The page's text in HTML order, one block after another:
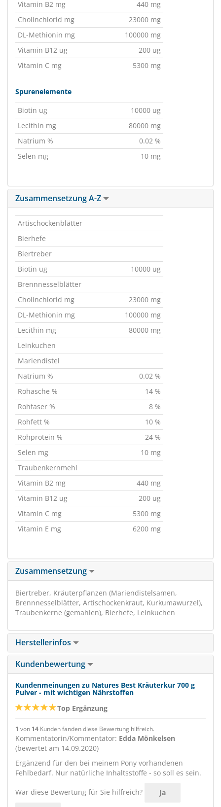
Vitamin B2 mg
440 mg
Cholinchlorid mg
23000 mg
DL-Methionin mg
100000 mg
Vitamin B12 ug
200 ug
Vitamin C mg
5300 mg
Spurenelemente
Biotin ug
10000 ug
Lecithin mg
80000 mg
Natrium %
0.02 %
Selen mg
10 mg
Zusammensetzung A-Z
Artischockenblätter
Bierhefe
Biertreber
Biotin ug
10000 ug
Brennnesselblätter
Cholinchlorid mg
23000 mg
DL-Methionin mg
100000 mg
Lecithin mg
80000 mg
Leinkuchen
Mariendistel
Natrium %
0.02 %
Rohasche %
14 %
Rohfaser %
8 %
Rohfett %
10 %
Rohprotein %
24 %
Selen mg
10 mg
Traubenkernmehl
Vitamin B2 mg
440 mg
Vitamin B12 ug
200 ug
Vitamin C mg
5300 mg
Vitamin E mg
6200 mg
Zusammensetzung
Biertreber, Kräuterpflanzen (Mariendistelsamen,
Brennnesselblätter, Artischockenkraut, Kurkumawurzel),
Traubenkerne (gemahlen), Bierhefe, Leinkuchen
Herstellerinfos
Kundenbewertung
Kundenmeinungen zu Natures Best Kräuterkur 700 g
Pulver - mit wichtigen Nährstoffen
Top Ergänzung
1 von 14 Kunden fanden diese Bewertung hilfreich.
Kommentatorin/Kommentator: Edda Mönkelsen
(bewertet am 14.09.2020)
Ergänzend für den bei meinem Pony vorhandenen
Fehlbedarf. Nur natürliche Inhaltsstoffe - so soll es sein.
War diese Bewertung für Sie hilfreich? Ja